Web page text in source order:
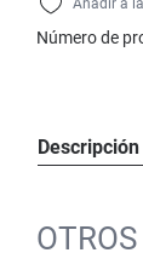
Añadir a
Número de
Descripción